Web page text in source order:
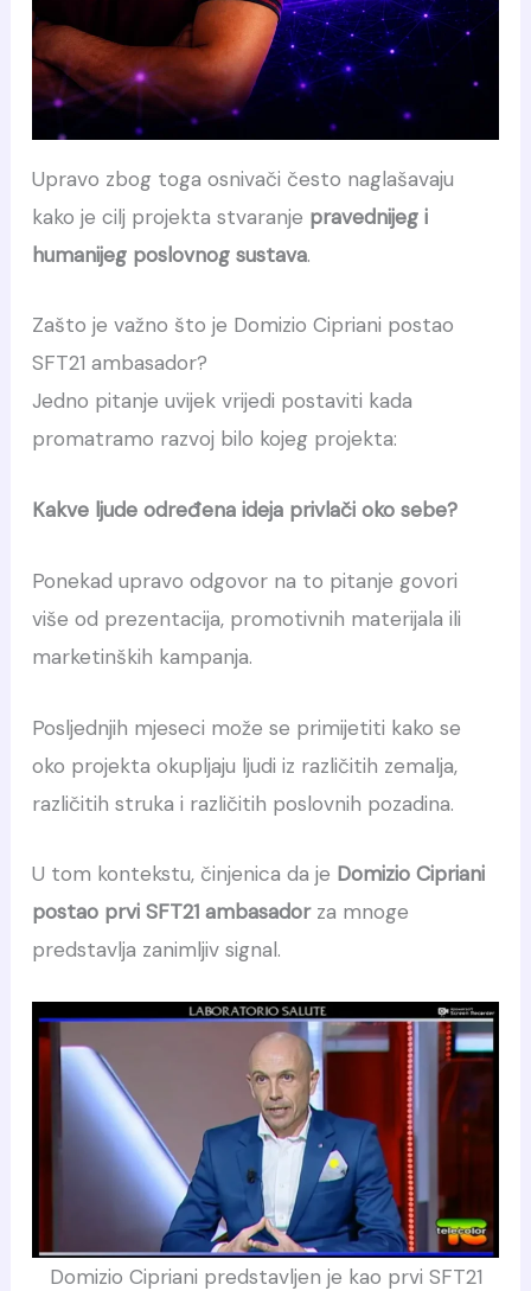
Upravo zbog toga osnivači često naglašavaju
kako je cilj projekta stvaranje pravednijeg i
humanijeg poslovnog sustava.
Zašto je važno što je Domizio Cipriani postao
SFT21 ambasador?
Jedno pitanje uvijek vrijedi postaviti kada
promatramo razvoj bilo kojeg projekta:
Kakve ljude određena ideja privlači oko sebe?
Ponekad upravo odgovor na to pitanje govori
više od prezentacija, promotivnih materijala ili
marketinških kampanja.
Posljednjih mjeseci može se primijetiti kako se
oko projekta okupljaju ljudi iz različitih zemalja,
različitih struka i različitih poslovnih pozadina.
U tom kontekstu, činjenica da je Domizio Cipriani
postao prvi SFT21 ambasadorza mnoge
predstavlja zanimljiv signal.
Domizio Cipriani predstavljen je kao prvi SFT21